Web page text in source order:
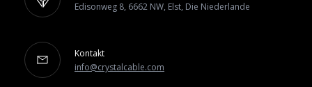
Edisonweg 8, 6662 NW, Elst, Die Niederlande
Kontakt
info@crystalcable.com